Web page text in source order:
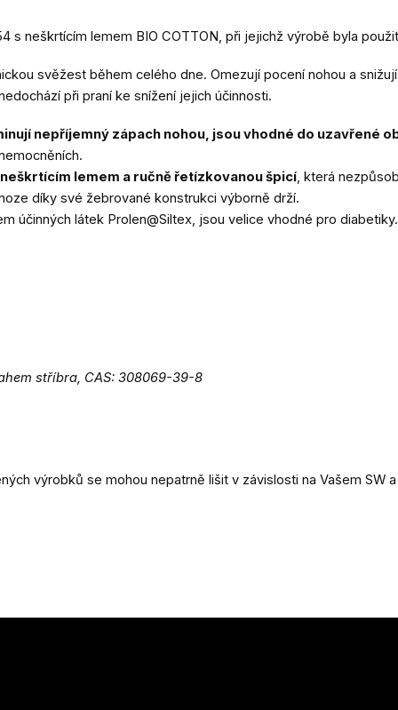
s neškrtícím lemem BIO COTTON, při jejichž výrobě byla
svěžest během celého dne. Omezují pocení nohou a
při praní ke snížení jejich účinnosti.
nepříjemný zápach nohou, jsou vhodné do uzavřené
lemem a ručně řetízkovanou špicí, která
díky své žebrované konstrukci výborně drží.
účinných látek Prolen@Siltex, jsou velice vhodné pro diabetiky.
stříbra, CAS: 308069-39-8
výrobků se mohou nepatrně lišit v závislosti na Vašem SW